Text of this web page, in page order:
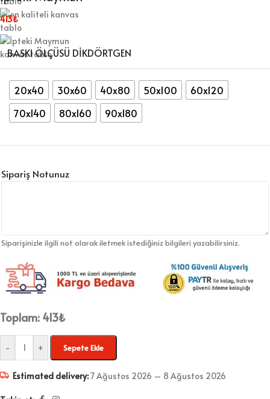
413₺
BASKI ÖLÇÜSÜ DİKDÖRTGEN
20x40 30x60 40x80 50x100
60x120
70x140
80x160 90x180
Sipariş Notunuz
Siparişinizle ilgili not olarak iletmek istediğiniz bilgileri yazabilirsiniz.
Toplam: 413₺
- + Sepete Ekle
Estimated delivery:7 Ağustos 2026 – 8 Ağustos 2026